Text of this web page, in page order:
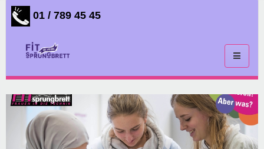
01 / 789 45 45
Toggle